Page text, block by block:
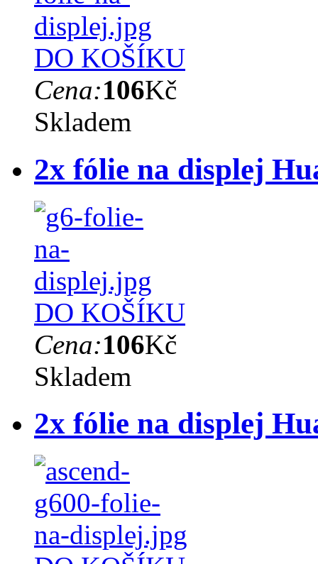
DO KOŠÍKU
Cena:106Kč
Skladem
2x fólie na displej
DO KOŠÍKU
Cena:106Kč
Skladem
2x fólie na displej